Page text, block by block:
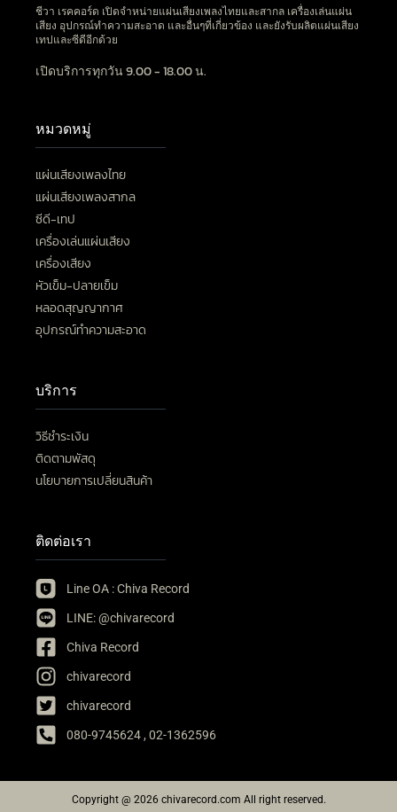
ชีวา เรคคอร์ด เปิดจำหน่ายแผ่นเสียงเพลงไทยและสากล เครื่องเล่นแผ่น
เสียง อุปกรณ์ทำความสะอาด และอื่นๆที่เกี่ยวข้อง และยังรับผลิตแผ่นเสียง
เทปและซีดีอีกด้วย
เปิดบริการทุกวัน 9.00 - 18.00 น.
หมวดหมู่
แผ่นเสียงเพลงไทย
แผ่นเสียงเพลงสากล
ซีดี-เทป
เครื่องเล่นแผ่นเสียง
เครื่องเสียง
หัวเข็ม-ปลายเข็ม
หลอดสุญญากาศ
อุปกรณ์ทำความสะอาด
บริการ
วิธีชำระเงิน
ติดตามพัสดุ
นโยบายการเปลี่ยนสินค้า
ติดต่อเรา
Line OA : Chiva Record
LINE: @chivarecord
Chiva Record
chivarecord
chivarecord
080-9745624 , 02-1362596
Copyright @ 2026 chivarecord.com All right reserved.